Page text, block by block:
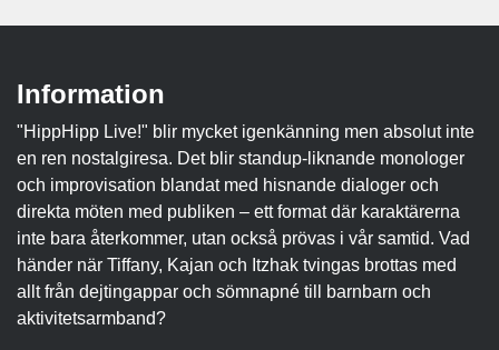
Information
"HippHipp Live!" blir mycket igenkänning men absolut inte
en ren nostalgiresa. Det blir standup-liknande monologer
och improvisation blandat med hisnande dialoger och
direkta möten med publiken – ett format där karaktärerna
inte bara återkommer, utan också prövas i vår samtid. Vad
händer när Tiffany, Kajan och Itzhak tvingas brottas med
allt från dejtingappar och sömnapné till barnbarn och
aktivitetsarmband?